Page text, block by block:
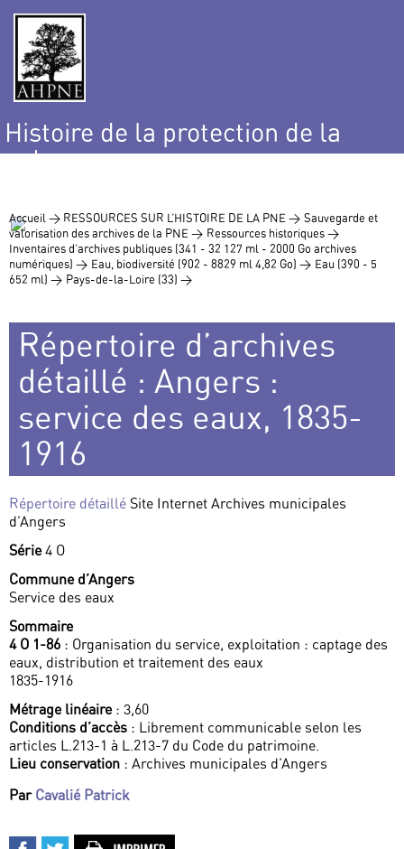
Histoire de la protection de la
nature
Accueil > RESSOURCES SUR L’HISTOIRE DE LA PNE > Sauvegarde et
valorisation des archives de la PNE > Ressources historiques >
Inventaires d’archives publiques (341 - 32 127 ml - 2000 Go archives
numériques) > Eau, biodiversité (902 - 8829 ml 4,82 Go) > Eau (390 - 5
652 ml) > Pays-de-la-Loire (33) >
Répertoire d’archives
détaillé : Angers :
service des eaux, 1835-
1916
Répertoire détaillé Site Internet Archives municipales
d’Angers
Série4 O
Commune d’Angers
Service des eaux
Sommaire
4 O 1-86 : Organisation du service, exploitation : captage des
eaux, distribution et traitement des eaux
1835-1916
Métrage linéaire: 3,60
Conditions d’accès : Librement communicable selon les
articles L.213-1 à L.213-7 du Code du patrimoine.
Lieu conservation : Archives municipales d’Angers
Par Cavalié Patrick